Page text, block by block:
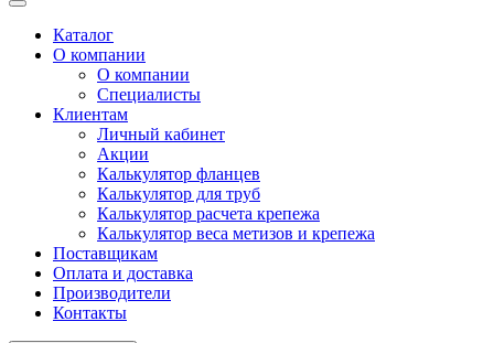
Каталог
О компании
О компании
Специалисты
Клиентам
Личный кабинет
Акции
Калькулятор фланцев
Калькулятор для труб
Калькулятор расчета крепежа
Калькулятор веса метизов и крепежа
Поставщикам
Оплата и доставка
Производители
Контакты